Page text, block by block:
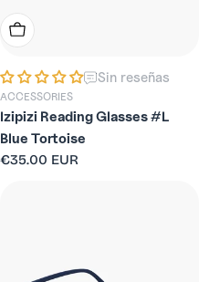
Elige Opciones
Sin reseñas
ACCESSORIES
Izipizi Reading Glasses #L
Blue Tortoise
Precio
€35.00 EUR